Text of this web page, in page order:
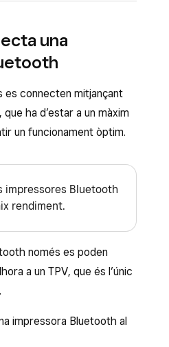
la pantalla per
amb els valors
la impressora des
>
Impressoressi no està
impressora USB està
USB, hauria d’aparèixer
perfil d’impressió.
una
es connecten mitjançant
ha d’estar a un màxim
un funcionament òptim.
impressores Bluetooth
rendiment.
només es poden
a un TPV, que és l’únic
impressora Bluetooth al